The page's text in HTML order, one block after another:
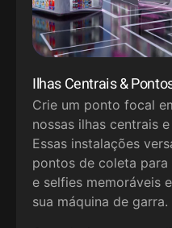
Ilhas Centrais &
Crie um ponto focal
nossas ilhas centrais
Essas instalações
pontos de coleta
e selfies memoráveis
sua máquina de garra.